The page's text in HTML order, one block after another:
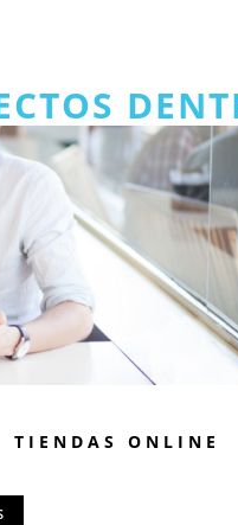
TIENDAS ONLINE